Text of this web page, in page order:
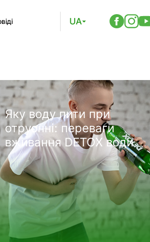
UA
Яку воду пити при
отруєнні: переваги
вживання DETOX води